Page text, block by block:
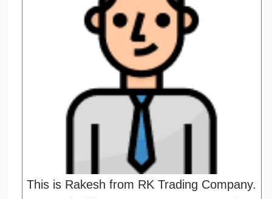
This is Rakesh from RK Trading Company.